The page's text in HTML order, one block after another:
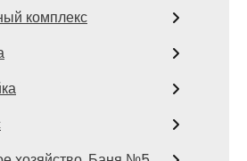
комплекс